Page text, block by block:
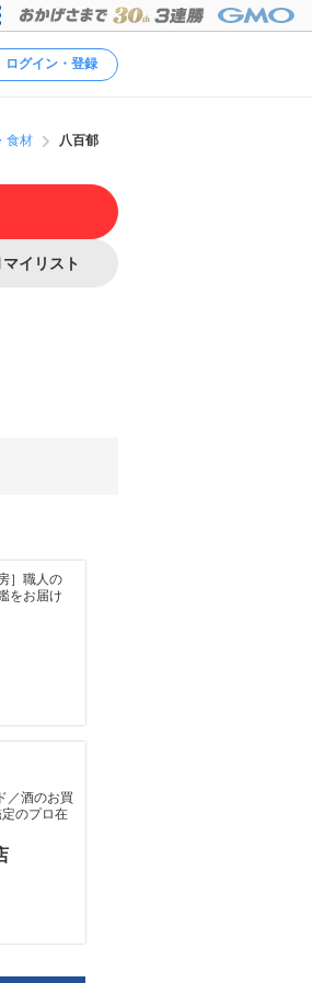
ログイン・登録
食材 八百郁
マイリスト
］職人の
をお届け
／酒のお買
のプロ在